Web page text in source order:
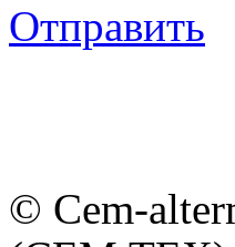
Отправить
© Cem-